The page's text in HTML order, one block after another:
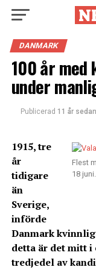
DANMARK
100 år
under
Publicerad 11 år sedan
Flest
18 juni.
1915, tre
år
tidigare
än
Sverige,
införde
Danmark
detta är det mitt i
tredjedel av